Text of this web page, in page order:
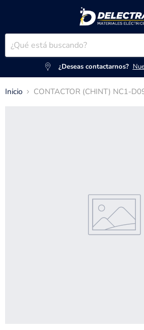
¿Deseas contactarnos?
Inicio CONTACTOR (CHINT) NC1-